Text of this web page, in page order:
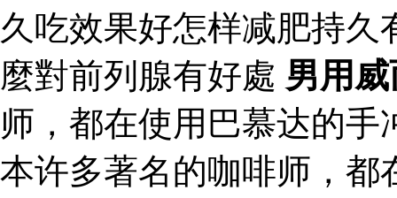
久吃效果好怎样减肥持
麼對前列腺有好處 男用
师，都在使用巴慕达的
本许多著名的咖啡师，都